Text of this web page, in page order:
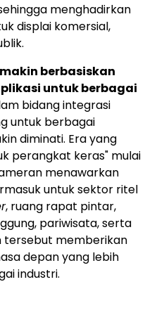
menghadirkan
displai komersial,
berbasiskan
untuk berbagai
bidang integrasi
untuk berbagai
diminati. Era yang
perangkat keras" mulai
menawarkan
untuk sektor ritel
, ruang rapat pintar,
pariwisata, serta
tersebut memberikan
depan yang lebih
industri.